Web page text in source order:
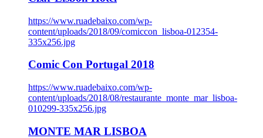
https://www.ruadebaixo.com/wp-
content/uploads/2018/09/comiccon_lisboa-012354-
335x256.jpg
Comic Con Portugal 2018
https://www.ruadebaixo.com/wp-
content/uploads/2018/08/restaurante_monte_mar_lisboa-
010299-335x256.jpg
MONTE MAR LISBOA